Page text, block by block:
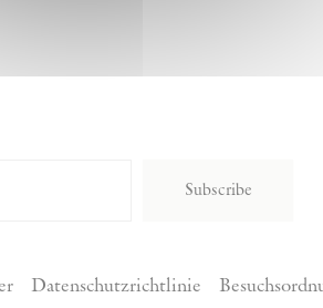
Subscribe
Datenschutzrichtlinie